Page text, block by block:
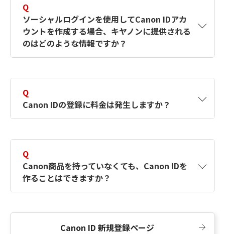
す。詳しい作成方法は【カメラ】Canon IDとは
何ですか？Canon IDの作成方法は？をご確認く
ださい。
Q
ソーシャルログインを使用してCanon IDアカ
ウントを作成する場合、キヤノンに提供される
のはどのような情報ですか？
択したサービスから取得します。アカウントを
簡単に作成できるように、この情報を使用して
Canon IDの登録フォームを入力します。
Q
Canon IDの登録に料金は発生しますか？
Q
Canon商品を持っていなくても、Canon IDを
作ることはできますか？
Canon ID 新規登録ページ